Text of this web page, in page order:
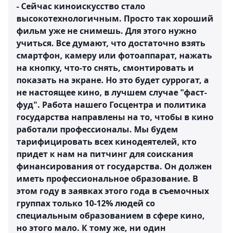
- Сейчас киноискусство стало
высокотехнологичным. Просто так хороший
фильм уже не снимешь. Для этого нужно
учиться. Все думают, что достаточно взять
смартфон, камеру или фотоаппарат, нажать
на кнопку, что-то снять, смонтировать и
показать на экране. Но это будет суррогат, а
не настоящее кино, в лучшем случае "фаст-
фуд". Работа нашего Госцентра и политика
государства направлены на то, чтобы в кино
работали профессионалы. Мы будем
тарифицировать всех кинодеятелей, кто
придет к нам на питчинг для соискания
финансирования от государства. Он должен
иметь профессиональное образование. В
этом году в заявках этого года в съемочных
группах только 10-12% людей со
специальным образованием в сфере кино,
но этого мало. К тому же, ни один